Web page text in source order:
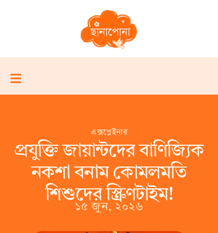
এক্সপ্লেইনার
প্রযুক্তি জায়ান্টদের বাণিজ্যিক
নকশা বনাম কোমলমতি
শিশুদের স্ক্রিণটাইম!
১৫ জুন, ২০২৬